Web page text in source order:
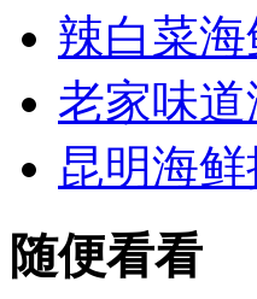
辣白菜
老家味
昆明海
随便看看